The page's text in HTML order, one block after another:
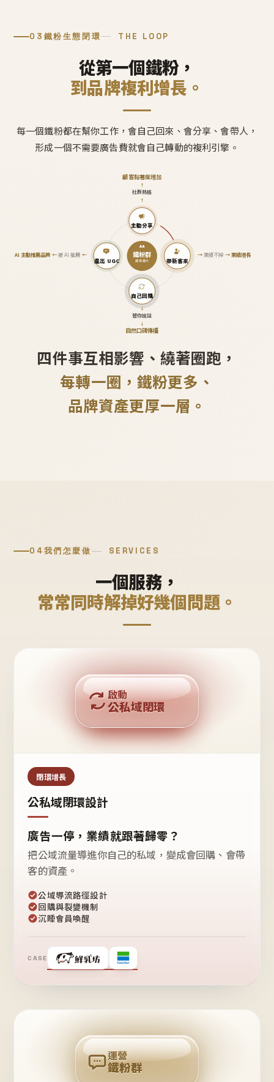
03 鐵粉生態閉環 THE LOOP
從第一個鐵粉，
到品牌複利增長。
每一個鐵粉都在幫你工作，會自己回來、會分享、會帶人，
形成一個不需要廣告費就會自己轉動的複利引擎。
鐵粉群
越滾越大
主動分享
↑
社群熱絡
↑
顧客黏著度增加
帶新客來
→業績不掉 →業績增長
自己回購
↓
替你說話
↓
自然口碑傳播
產出 UGC
AI 主動推薦品牌←被 AI 推薦 ←
四件事互相影響、繞著圈跑，
每轉一圈，鐵粉更多、
品牌資產更厚一層。
04我們怎麼做 SERVICES
一個服務，
常常同時解掉好幾個問題。
公域流量
私域鐵粉
回購複利
啟動
公私域閉環
閉環增長
公私域閉環設計
廣告一停，業績就跟著歸零？
把公域流量導進你自己的私域，變成會回購、會帶
客的資產。
公域導流路徑設計
回購與裂變機制
沉睡會員喚醒
CASE
❤
粉
回
購
運營
鐵粉群